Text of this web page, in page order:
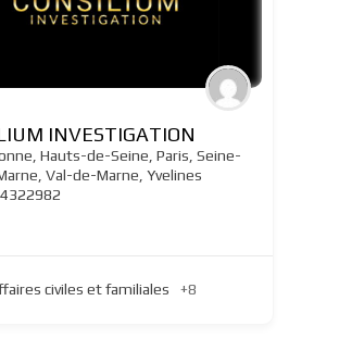
INVESTIGATION
Hauts-de-Seine Paris Seine-
Val-de-Marne Yvelines
civiles et familiales +8